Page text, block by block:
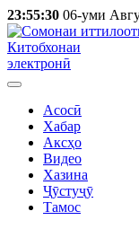
23:55:30 06-уми
Китобхонаи
электронӣ
Асосӣ
Хабар
Аксҳо
Видео
Хазина
Ҷӯстуҷӯ
Тамос